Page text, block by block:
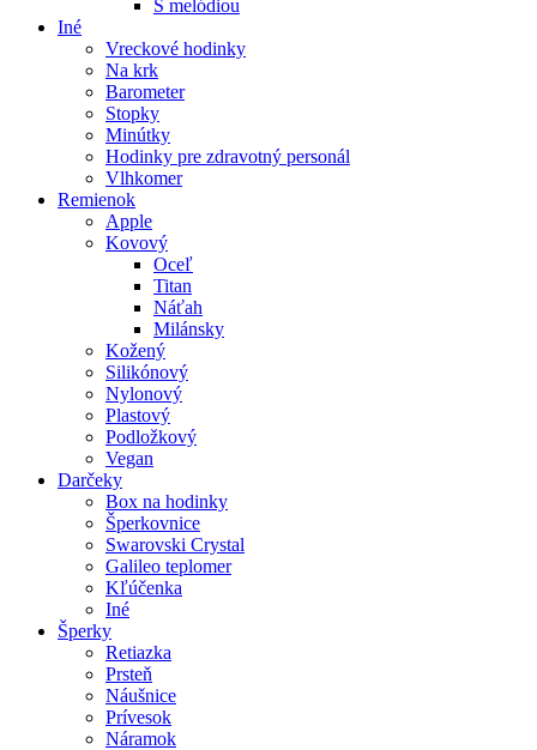
S melódiou
Iné
Vreckové hodinky
Na krk
Barometer
Stopky
Minútky
Hodinky pre zdravotný personál
Vlhkomer
Remienok
Apple
Kovový
Oceľ
Titan
Náťah
Milánsky
Kožený
Silikónový
Nylonový
Plastový
Podložkový
Vegan
Darčeky
Box na hodinky
Šperkovnice
Swarovski Crystal
Galileo teplomer
Kľúčenka
Iné
Šperky
Retiazka
Prsteň
Náušnice
Prívesok
Náramok